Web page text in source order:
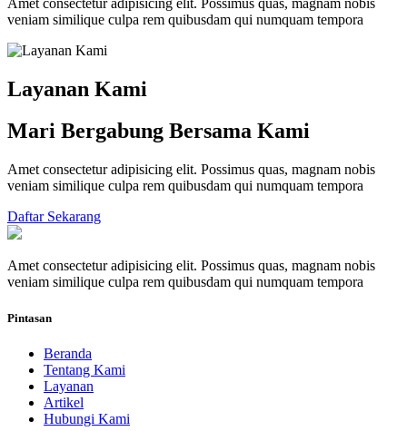
veniam similique culpa rem quibusdam qui numquam tempora
Layanan Kami
Mari Bergabung Bersama Kami
Amet consectetur adipisicing elit. Possimus quas, magnam nobis
veniam similique culpa rem quibusdam qui numquam tempora
Daftar Sekarang
Amet consectetur adipisicing elit. Possimus quas, magnam nobis
veniam similique culpa rem quibusdam qui numquam tempora
Pintasan
Beranda
Tentang Kami
Layanan
Artikel
Hubungi Kami